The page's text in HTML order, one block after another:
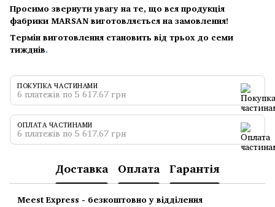
Просимо звернути увагу на те, що вся продукція
фабрики MARSAN виготовляється на замовлення!
Термін виготовлення становить від трьох до семи
тижднів.
ПОКУПКА ЧАСТИНАМИ
6 платежів по 5 617.67 грн
ОПЛАТА ЧАСТИНАМИ
6 платежів по 5 617.67 грн
Доставка Оплата Гарантія
Meest Express - безкоштовно у відділення